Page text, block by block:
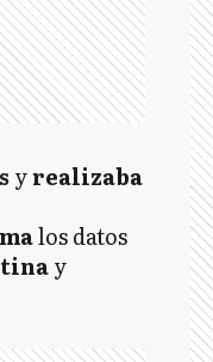
yrealizaba
los datos
y